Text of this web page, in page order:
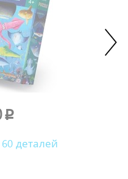
p
деталей